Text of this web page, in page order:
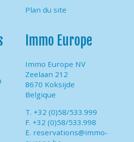
Plan du site
Immo Europe
Immo Europe NV
Zeelaan 212
8670 Koksijde
Belgique
T. +32 (0)58/533.999
F. +32 (0)58/533.998
E. reservations@immo-